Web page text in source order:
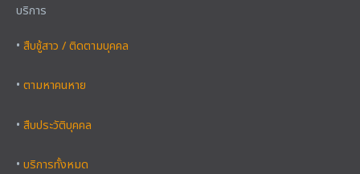
บริการ
• สืบชู้สาว / ติดตามบุคคล
• ตามหาคนหาย
• สืบประวัติบุคคล
• บริการทั้งหมด